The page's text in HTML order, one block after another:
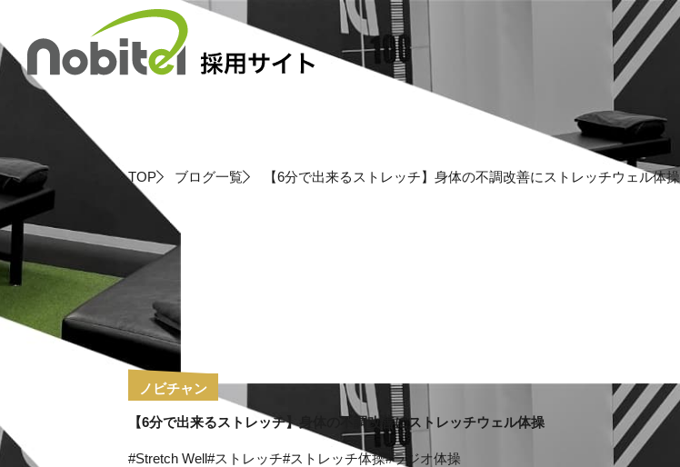
content
TOP ブログ一覧 【6分で出来るストレッチ】身体の不調改善にストレッチウェル体操
ノビチャン
【6分で出来るストレッチ】身体の不調改善にストレッチウェル体操
#Stretch Well #ストレッチ#ストレッチ体操#ラジオ体操